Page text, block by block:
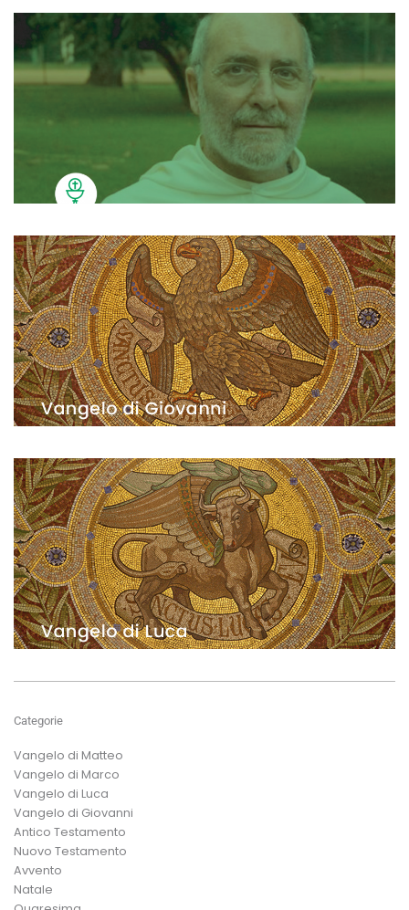
Categorie
Vangelo di Matteo
Vangelo di Marco
Vangelo di Luca
Vangelo di Giovanni
Antico Testamento
Nuovo Testamento
Avvento
Natale